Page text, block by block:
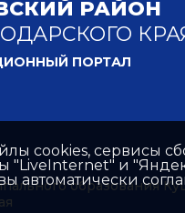
РАЙОН
ПОРТАЛ
образования
cookies, сервисы
"LiveInternet" и
автоматически